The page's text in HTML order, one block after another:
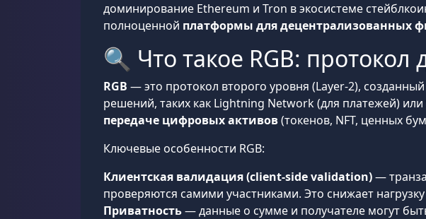
доминирование Ethereum и Tron в экосистеме
полноценной платформы для децентрализованных
🔍 Что такое RGB:
RGB — это протокол второго уровня (Layer-2),
решений, таких как Lightning Network (для платежей) или
передаче цифровых активов(токенов, NFT, ценных
Ключевые особенности RGB:
Клиентская валидация (client-side validation)—
проверяются самими участниками. Это снижает
Приватность— данные о сумме и получателе могут